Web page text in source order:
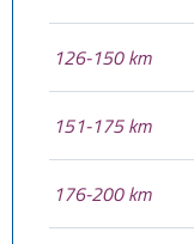
126-150 km
151-175 km
176-200 km